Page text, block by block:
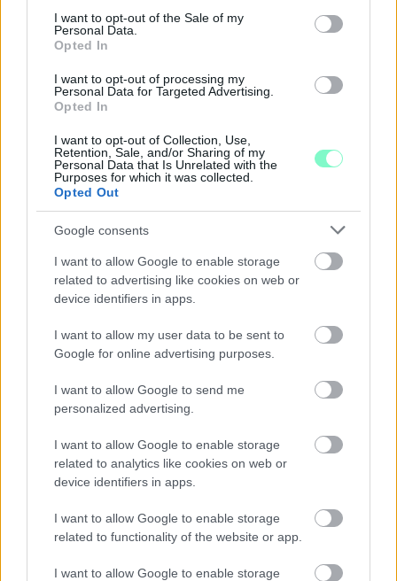
consent section.
I want to opt-out of the Sale of my
Personal Data.
Opted In
I want to opt-out of processing my
Personal Data for Targeted Advertising.
Opted In
I want to opt-out of Collection, Use,
Retention, Sale, and/or Sharing of my
Personal Data that Is Unrelated with the
Purposes for which it was collected.
Opted Out
Google consents
I want to allow Google to enable storage
related to advertising like cookies on web or
device identifiers in apps.
I want to allow my user data to be sent to
Google for online advertising purposes.
I want to allow Google to send me
personalized advertising.
I want to allow Google to enable storage
related to analytics like cookies on web or
device identifiers in apps.
I want to allow Google to enable storage
related to functionality of the website or app.
I want to allow Google to enable storage
A RÓMAIAKTÓL AZ AGYAGKATONÁKIG –
TÁRLATVEZETÉSEK, WORKSHOP ÉS
KÖZÖNSÉGTALÁLKOZÓ VÁRJA A LÁTOGATÓKAT A
Ingyenes programokkal és különleges kiállításokkal készülnek a
– Kőtár is díjmentesen látogatható.